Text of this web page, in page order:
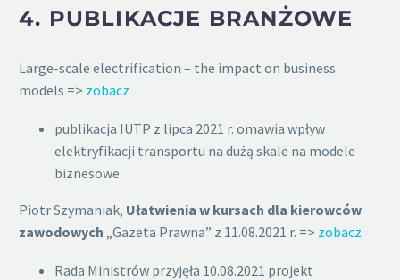
4. PUBLIKACJE BRANŻOWE
Large-scale electrification – the impact on business
models => zobacz
publikacja IUTP z lipca 2021 r. omawia wpływ
elektryfikacji transportu na dużą skale na modele
biznesowe
Piotr Szymaniak, Ułatwienia w kursach dla kierowców
zawodowych „Gazeta Prawna” z 11.08.2021 r. => zobacz
Rada Ministrów przyjęła 10.08.2021 projekt